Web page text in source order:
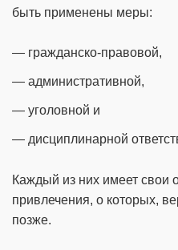
быть применены меры:
— гражданско-правовой,
— административной,
— уголовной и
— дисциплинарной
Каждый из них имеет свои
привлечения, о которых,
позже.